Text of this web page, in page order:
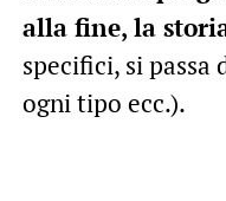
alla fine, la
specifici, si passa
ogni tipo ecc.).